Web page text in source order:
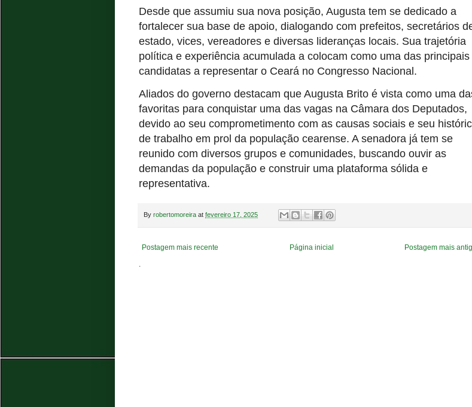
Desde que assumiu sua nova posição, Augusta tem se dedicado a
fortalecer sua base de apoio, dialogando com prefeitos, secretários
estado, vices, vereadores e diversas lideranças locais. Sua trajetória
política e experiência acumulada a colocam como uma das principais
candidatas a representar o Ceará no Congresso Nacional.
Aliados do governo destacam que Augusta Brito é vista como uma
favoritas para conquistar uma das vagas na Câmara dos Deputados,
devido ao seu comprometimento com as causas sociais e seu
de trabalho em prol da população cearense. A senadora já tem se
reunido com diversos grupos e comunidades, buscando ouvir as
demandas da população e construir uma plataforma sólida e
representativa.
By robertomoreira at fevereiro 17, 2025
Postagem mais recente Postagem mais
Página inicial
.